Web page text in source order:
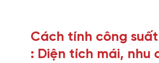
Cách tính công
: Diện tích mái, nhu